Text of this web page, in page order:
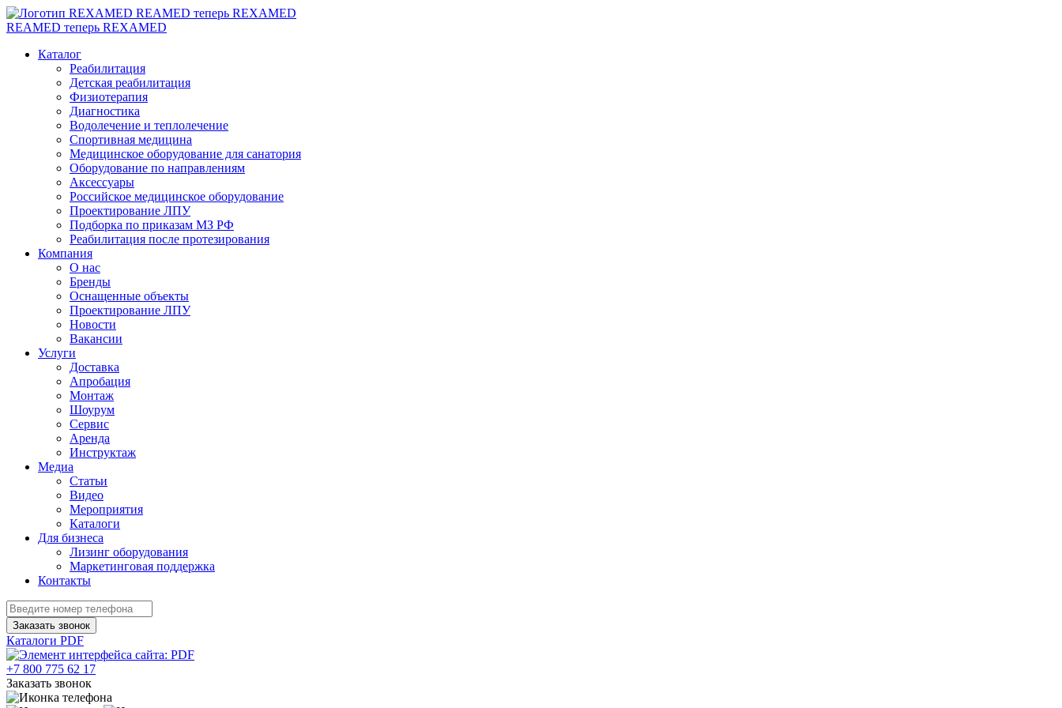
REAMED теперь REXAMED
REAMED теперь REXAMED
Каталог
Реабилитация
Детская реабилитация
Физиотерапия
Диагностика
Водолечение и теплолечение
Спортивная медицина
Медицинское оборудование для санатория
Оборудование по направлениям
Аксессуары
Российское медицинское оборудование
Проектирование ЛПУ
Подборка по приказам МЗ РФ
Реабилитация после протезирования
Компания
О нас
Бренды
Оснащенные объекты
Проектирование ЛПУ
Новости
Вакансии
Услуги
Доставка
Апробация
Монтаж
Шоурум
Сервис
Аренда
Инструктаж
Медиа
Статьи
Видео
Мероприятия
Каталоги
Для бизнеса
Лизинг оборудования
Маркетинговая поддержка
Контакты
Заказать звонок
Каталоги PDF
+7 800 775 62 17
Заказать звонок